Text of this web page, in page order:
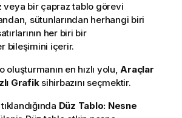
veya bir çapraz tablo görevi
sütunlarından herhangi biri
her biri bir
bileşimini içerir.
oluşturmanın en hızlı yolu,Araçlar
Grafiksihirbazını seçmektir.
Düz Tablo: Nesne